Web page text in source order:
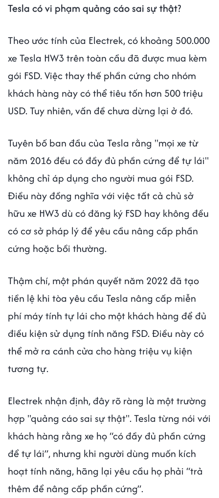
Tesla có vi phạm quảng cáo sai sự thật?
Theo ước tính của Electrek, có khoảng 500.000
xe Tesla HW3 trên toàn cầu đã được mua kèm
gói FSD. Việc thay thế phần cứng cho nhóm
khách hàng này có thể tiêu tốn hơn 500 triệu
USD. Tuy nhiên, vấn đề chưa dừng lại ở đó.
Tuyên bố ban đầu của Tesla rằng "mọi xe từ
năm 2016 đều có đầy đủ phần cứng để tự lái"
không chỉ áp dụng cho người mua gói FSD.
Điều này đồng nghĩa với việc tất cả chủ sở
hữu xe HW3 dù có đăng ký FSD hay không đều
có cơ sở pháp lý để yêu cầu nâng cấp phần
cứng hoặc bồi thường.
Thậm chí, một phán quyết năm 2022 đã tạo
tiền lệ khi tòa yêu cầu Tesla nâng cấp miễn
phí máy tính tự lái cho một khách hàng để đủ
điều kiện sử dụng tính năng FSD. Điều này có
thể mở ra cánh cửa cho hàng triệu vụ kiện
tương tự.
Electrek nhận định, đây rõ ràng là một trường
hợp "quảng cáo sai sự thật". Tesla từng nói với
khách hàng rằng xe họ “có đầy đủ phần cứng
để tự lái”, nhưng khi người dùng muốn kích
hoạt tính năng, hãng lại yêu cầu họ phải “trả
thêm để nâng cấp phần cứng”.